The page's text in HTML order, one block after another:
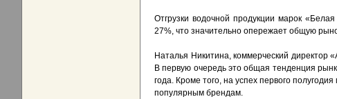
Отгрузки водочной продукции марок
27%, что значительно опережает общую
Наталья Никитина, коммерческий директор
В первую очередь это общая тенденция
года. Кроме того, на успех первого
популярным брендам.